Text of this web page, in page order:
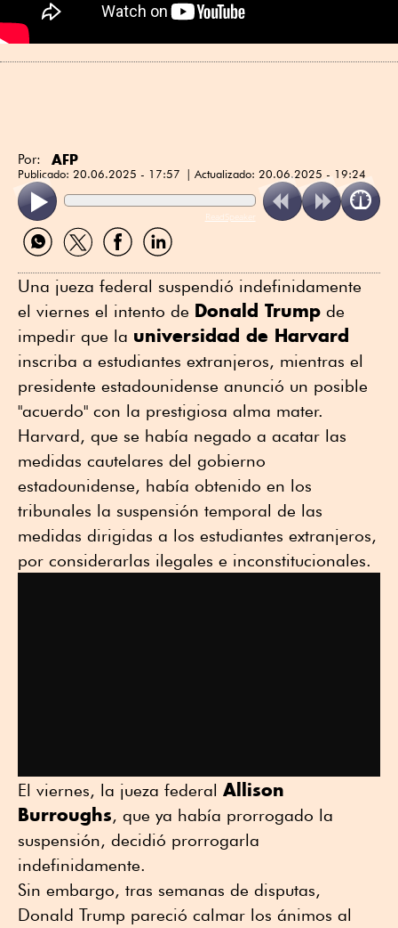
Por: AFP
Publicado: 20.06.2025 - 17:57 Actualizado: 20.06.2025 - 19:24
ReadSpeaker
Compartir
por
Compartir
por
Compartir
por
Compartir
por
Una jueza federal suspendió indefinidamente
el viernes el intento de Donald Trump de
impedir que la universidad de Harvard
inscriba a estudiantes extranjeros, mientras el
presidente estadounidense anunció un posible
"acuerdo" con la prestigiosa alma mater.
Harvard, que se había negado a acatar las
medidas cautelares del gobierno
estadounidense, había obtenido en los
tribunales la suspensión temporal de las
medidas dirigidas a los estudiantes extranjeros,
por considerarlas ilegales e inconstitucionales.
El viernes, la jueza federal Allison
Burroughs, que ya había prorrogado la
suspensión, decidió prorrogarla
indefinidamente.
Sin embargo, tras semanas de disputas,
Donald Trump pareció calmar los ánimos al